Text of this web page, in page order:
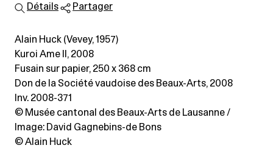
Détails Partager
Alain Huck (Vevey, 1957)
Kuroi Ame II, 2008
Fusain sur papier, 250 x 368 cm
Don de la Société vaudoise des Beaux-Arts, 2008
Inv. 2008-371
© Musée cantonal des Beaux-Arts de Lausanne /
Image: David Gagnebins-de Bons
© Alain Huck